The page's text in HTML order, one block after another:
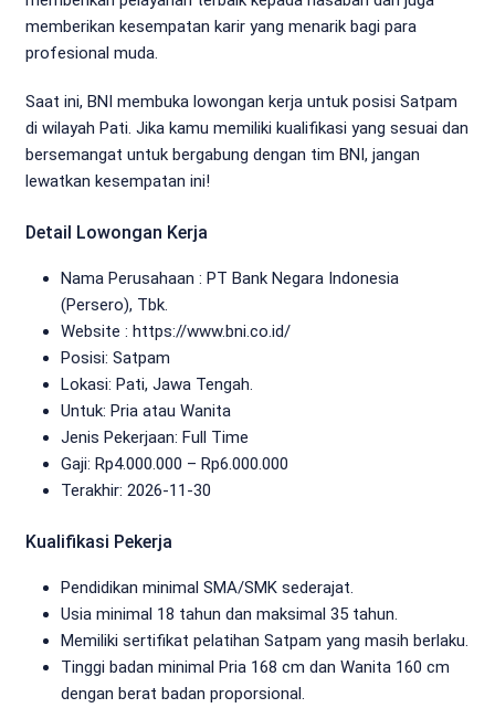
memberikan kesempatan karir yang menarik bagi para
profesional muda.
Saat ini, BNI membuka lowongan kerja untuk posisi Satpam
di wilayah Pati. Jika kamu memiliki kualifikasi yang sesuai dan
bersemangat untuk bergabung dengan tim BNI, jangan
lewatkan kesempatan ini!
Detail Lowongan Kerja
Nama Perusahaan : PT Bank Negara Indonesia
(Persero), Tbk.
Website : https://www.bni.co.id/
Posisi: Satpam
Lokasi: Pati, Jawa Tengah.
Untuk: Pria atau Wanita
Jenis Pekerjaan: Full Time
Gaji: Rp4.000.000 – Rp6.000.000
Terakhir: 2026-11-30
Kualifikasi Pekerja
Pendidikan minimal SMA/SMK sederajat.
Usia minimal 18 tahun dan maksimal 35 tahun.
Memiliki sertifikat pelatihan Satpam yang masih berlaku.
Tinggi badan minimal Pria 168 cm dan Wanita 160 cm
dengan berat badan proporsional.